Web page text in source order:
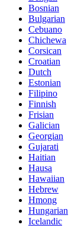
Bosnian
Bulgarian
Cebuano
Chichewa
Corsican
Croatian
Dutch
Estonian
Filipino
Finnish
Frisian
Galician
Georgian
Gujarati
Haitian
Hausa
Hawaiian
Hebrew
Hmong
Hungarian
Icelandic